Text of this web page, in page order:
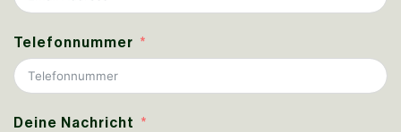
Telefonnummer
Deine Nachricht